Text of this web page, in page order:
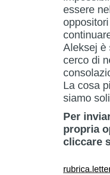
essere
Aleksej è
cerco di
La cosa
siamo
Per
propria
cliccare